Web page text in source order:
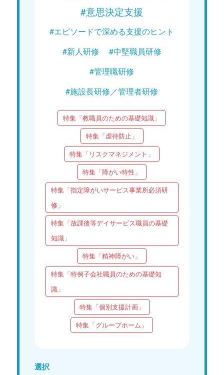
#意思決定支援
#エピソードで深める支援のヒント
#新人研修
#中堅職員研修
#管理職研修
#施設長研修／管理者研修
特集「教職員のための基礎知識」
特集「虐待防止」
特集「リスクマネジメント」
特集「障がい特性」
特集「指定障がいサービス事業所必須研
修」
特集「放課後等デイサービス職員の基礎
知識」
特集「精神障がい」
特集「特例子会社職員のための基礎知
識」
特集「個別支援計画」
特集「グループホーム」
選択